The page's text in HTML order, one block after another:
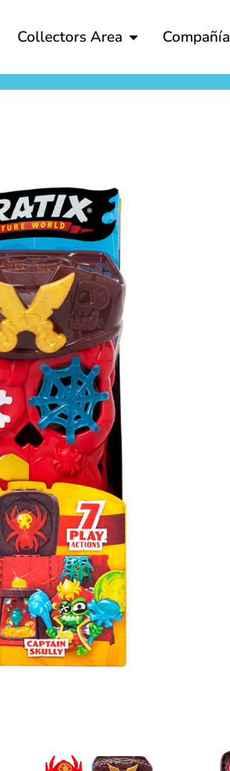
Collectors Area Compañía